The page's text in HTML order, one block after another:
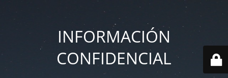
INFORMACIÓN
CONFIDENCIAL